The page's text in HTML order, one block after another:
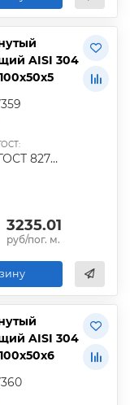
AISI 304
ГОСТ 8278-83
3235.01
руб/пог. м.
AISI 304